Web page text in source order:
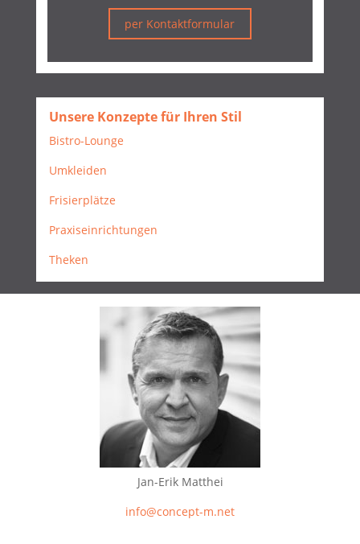
per Kontaktformular
Unsere Konzepte für Ihren Stil
Bistro-Lounge
Umkleiden
Frisierplätze
Praxiseinrichtungen
Theken
Jan-Erik Matthei
info@concept-m.net